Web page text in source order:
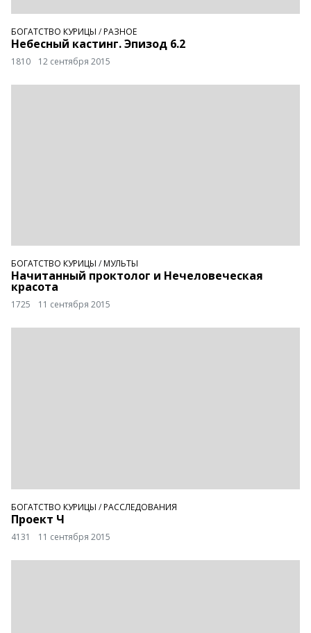
БОГАТСТВО КУРИЦЫ /РАЗНОЕ
Небесный кастинг. Эпизод 6.2
1810 12 сентября 2015
БОГАТСТВО КУРИЦЫ /МУЛЬТЫ
Начитанный проктолог и Нечеловеческая
красота
1725 11 сентября 2015
БОГАТСТВО КУРИЦЫ /РАССЛЕДОВАНИЯ
Проект Ч
4131 11 сентября 2015